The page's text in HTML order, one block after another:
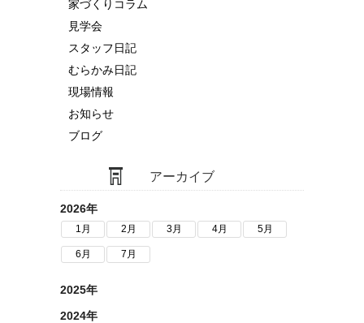
家づくりコラム
見学会
スタッフ日記
むらかみ日記
現場情報
お知らせ
ブログ
アーカイブ
2026年
1月 2月 3月 4月 5月
6月 7月
2025年
2024年